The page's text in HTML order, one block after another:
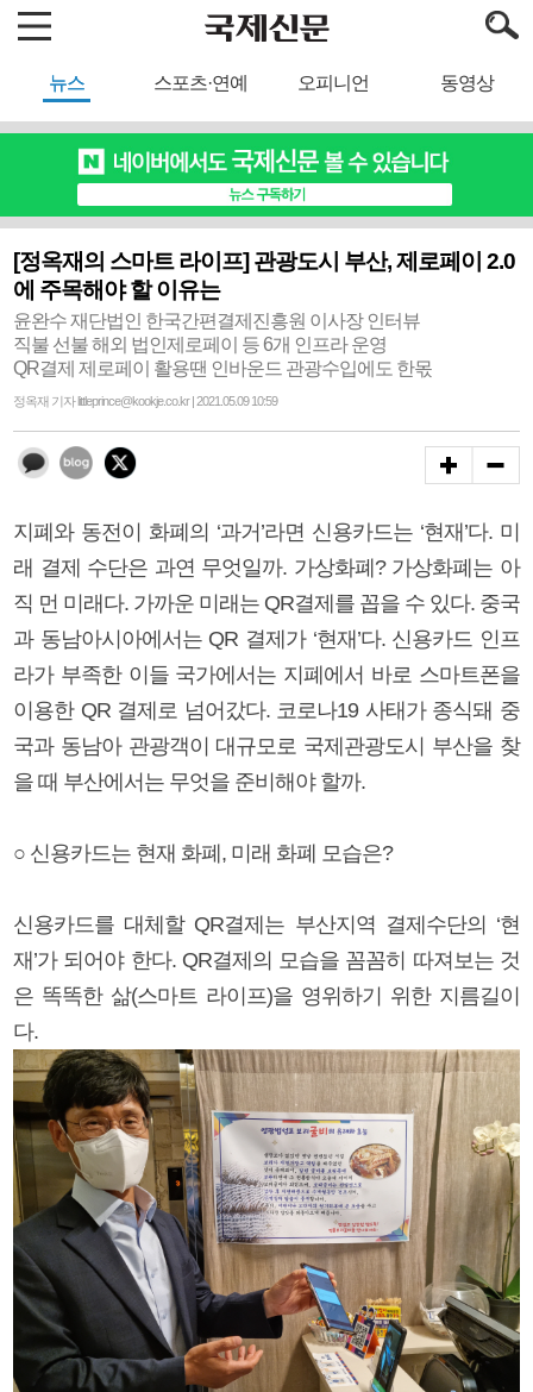
뉴스 스포츠·연예 오피니언 동영상
[정옥재의 스마트 라이프] 관광도시 부산, 제로페이 2.0
에 주목해야 할 이유는
윤완수 재단법인 한국간편결제진흥원 이사장 인터뷰
직불 선불 해외 법인제로페이 등 6개 인프라 운영
QR결제 제로페이 활용땐 인바운드 관광수입에도 한몫
정옥재 기자 littleprince@kookje.co.kr | 2021.05.09 10:59
지폐와 동전이 화폐의 ‘과거’라면 신용카드는 ‘현재’다. 미
래 결제 수단은 과연 무엇일까. 가상화폐? 가상화폐는 아
직 먼 미래다. 가까운 미래는 QR결제를 꼽을 수 있다. 중국
과 동남아시아에서는 QR 결제가 ‘현재’다. 신용카드 인프
라가 부족한 이들 국가에서는 지폐에서 바로 스마트폰을
이용한 QR 결제로 넘어갔다. 코로나19 사태가 종식돼 중
국과 동남아 관광객이 대규모로 국제관광도시 부산을 찾
을 때 부산에서는 무엇을 준비해야 할까.
○ 신용카드는 현재 화폐, 미래 화폐 모습은?
신용카드를 대체할 QR결제는 부산지역 결제수단의 ‘현
재’가 되어야 한다. QR결제의 모습을 꼼꼼히 따져보는 것
은 똑똑한 삶(스마트 라이프)을 영위하기 위한 지름길이
다.